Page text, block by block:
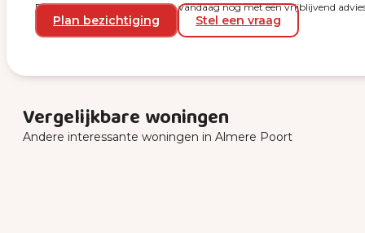
Plan een bezichtiging en start vandaag nog met een vrijblijvend
Plan bezichtiging Stel een vraag
Vergelijkbare woningen
Andere interessante woningen in Almere Poort